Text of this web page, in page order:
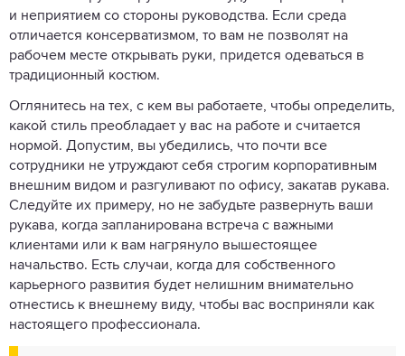
и неприятием со стороны руководства. Если среда
отличается консерватизмом, то вам не позволят на
рабочем месте открывать руки, придется одеваться в
традиционный костюм.
Оглянитесь на тех, с кем вы работаете, чтобы определить,
какой стиль преобладает у вас на работе и считается
нормой. Допустим, вы убедились, что почти все
сотрудники не утруждают себя строгим корпоративным
внешним видом и разгуливают по офису, закатав рукава.
Следуйте их примеру, но не забудьте развернуть ваши
рукава, когда запланирована встреча с важными
клиентами или к вам нагрянуло вышестоящее
начальство. Есть случаи, когда для собственного
карьерного развития будет нелишним внимательно
отнестись к внешнему виду, чтобы вас восприняли как
настоящего профессионала.